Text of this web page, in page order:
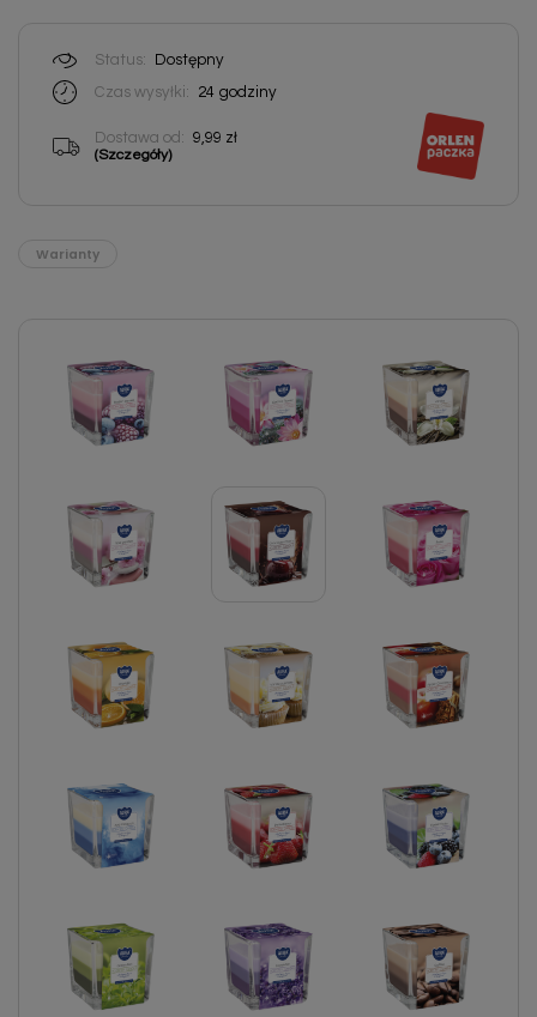
Status:
Dostępny
Czas wysyłki:
24 godziny
Dostawa od: 9,99 zł
(Szczegóły)
Warianty